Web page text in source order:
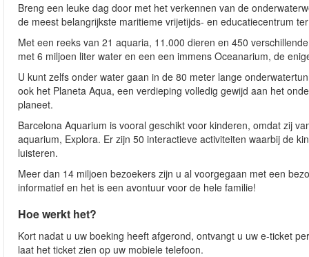
Breng een leuke dag door met het verkennen van de
de meest belangrijkste maritieme vrijetijds- en educatiecentrum
Met een reeks van 21 aquaria, 11.000 dieren en 450
met 6 miljoen liter water en een een immens Oceanarium, de
U kunt zelfs onder water gaan in de 80 meter lange
ook het Planeta Aqua, een verdieping volledig gewijd aan het
planeet.
Barcelona Aquarium is vooral geschikt voor kinderen, omdat zij
aquarium, Explora. Er zijn 50 interactieve activiteiten waarbij de
luisteren.
Meer dan 14 miljoen bezoekers zijn u al voorgegaan met een
informatief en het is een avontuur voor de hele familie!
Hoe werkt het?
Kort nadat u uw boeking heeft afgerond, ontvangt u uw e-ticket
laat het ticket zien op uw mobiele telefoon.